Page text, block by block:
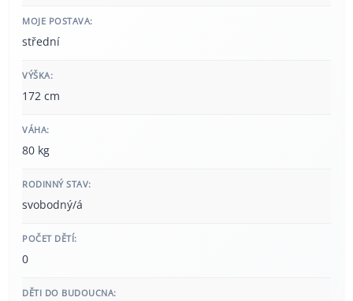
MOJE POSTAVA:
střední
VÝŠKA:
172 cm
VÁHA:
80 kg
RODINNÝ STAV:
svobodný/á
POČET DĚTÍ:
0
DĚTI DO BUDOUCNA: